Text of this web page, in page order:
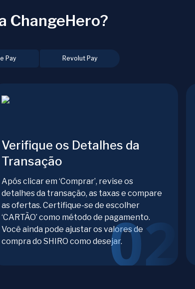
ChangeHero?
Pay Revolut Pay
Verifique os Detalhes da
Transação
Após clicar em ‘Comprar’, revise os
detalhes da transação, as taxas e compare
as ofertas. Certifique-se de escolher
‘CARTÃO’ como método de pagamento.
Você ainda pode ajustar os valores de
compra do SHIRO como desejar.